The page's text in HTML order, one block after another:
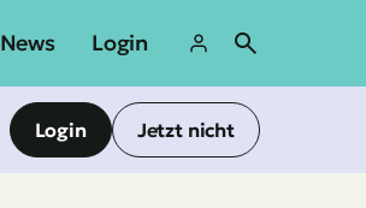
News Login
Login Jetzt nicht